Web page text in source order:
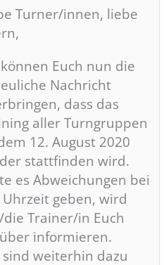
Turner/innen, liebe
Euch nun die
Nachricht
dass das
aller Turngruppen
12. August 2020
stattfinden wird.
es Abweichungen bei
geben, wird
Trainer/in Euch
informieren.
weiterhin dazu